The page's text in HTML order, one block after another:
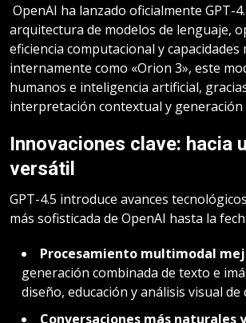
OpenAI ha lanzado oficialmente GPT-
arquitectura de modelos de lenguaje,
eficiencia computacional y
internamente como «Orion 3», este
humanos e inteligencia artificial,
interpretación contextual y generación
Innovaciones clave: hacia
versátil
GPT-4.5 introduce avances
más sofisticada de OpenAI hasta la
Procesamiento multimodal
generación combinada de texto e
diseño, educación y análisis visual de
Conversaciones más naturales